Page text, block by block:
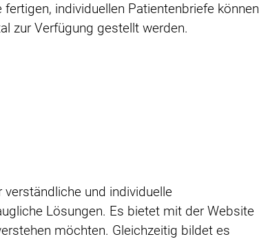
individuellen Patientenbriefe können
zur Verfügung gestellt werden.
und individuelle
Lösungen. Es bietet mit der Website
möchten. Gleichzeitig bildet es